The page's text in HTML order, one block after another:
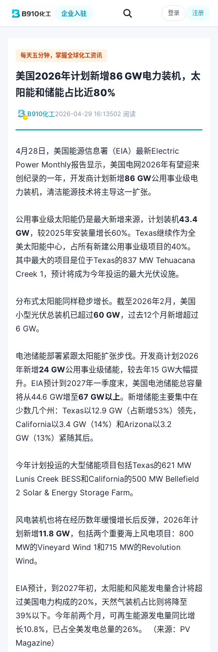
企业入驻 登录 注册
每天五分钟，掌握全球化工资讯
美国2026年计划新增86 GW电力装机，太
阳能和储能占比近80%
B910化工2026-04-29 16:13502 阅读
4月28日，美国能源信息署（EIA）最新Electric
Power Monthly报告显示，美国电网2026年有望迎来
创纪录的一年，开发商计划新增86 GW公用事业级电
力装机，清洁能源技术将主导这一扩张。
公用事业级太阳能仍是最大新增来源，计划装机43.4
GW，较2025年安装量增长60%。Texas继续作为全
美太阳能中心，占所有新建公用事业级项目的40%。
其中最大的项目是位于Texas的837 MW Tehuacana
Creek 1，预计将成为今年投运的最大光伏设施。
分布式太阳能同样稳步增长。截至2026年2月，美国
小型光伏总装机已超过60 GW，过去12个月新增超过
6 GW。
电池储能部署紧跟太阳能扩张步伐。开发商计划2026
年新增24 GW公用事业级储能，较去年15 GW大幅提
升。EIA预计到2027年一季度末，美国电池储能总容量
将从44.6 GW增至67 GW以上。新增储能主要集中在
少数几个州：Texas以12.9 GW（占新增53%）领先，
California以3.4 GW（14%）和Arizona以3.2
GW（13%）紧随其后。
今年计划投运的大型储能项目包括Texas的621 MW
Lunis Creek BESS和California的500 MW Bellefield
2 Solar & Energy Storage Farm。
风电装机也将在经历数年缓慢增长后反弹，2026年计
划新增11.8 GW，包括两个重要海上风电项目：800
MW的Vineyard Wind 1和715 MW的Revolution
Wind。
EIA预计，到2027年初，太阳能和风能发电量合计将超
过美国电力构成的20%，天然气装机占比则将降至
39%以下。今年前两个月，可再生能源发电量同比增
长10.8%，已占全美发电总量的26%。 （来源：PV
Magazine）